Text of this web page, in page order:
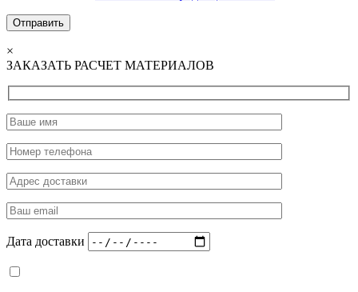
×
ЗАКАЗАТЬ РАСЧЕТ МАТЕРИАЛОВ
Дата доставки